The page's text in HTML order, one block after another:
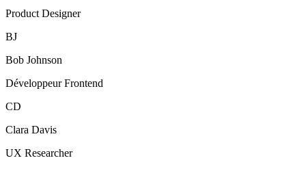
Product Designer
BJ
Bob Johnson
Développeur Frontend
CD
Clara Davis
UX Researcher